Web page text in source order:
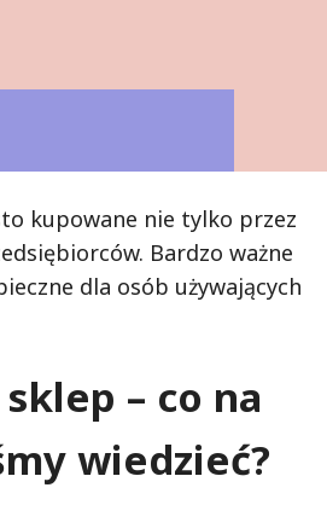
kupowane nie tylko przez
Bardzo ważne
dla osób używających
– co na
wiedzieć?